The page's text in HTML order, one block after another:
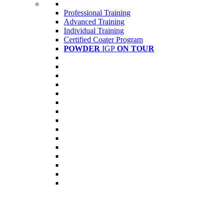
Professional Training
Advanced Training
Individual Training
Certified Coater Program
POWDER IGP ON TOUR